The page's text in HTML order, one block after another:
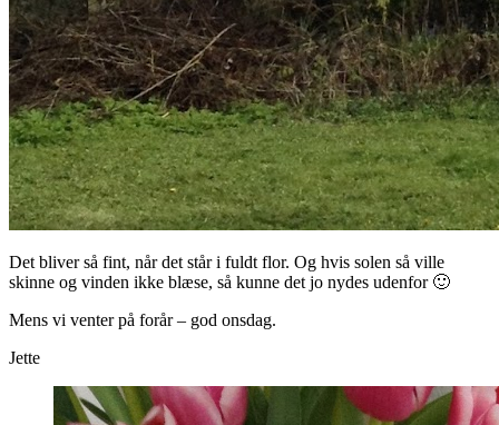
Det bliver så fint, når det står i fuldt flor. Og hvis solen så ville
skinne og vinden ikke blæse, så kunne det jo nydes udenfor 🙂
Mens vi venter på forår – god onsdag.
Jette